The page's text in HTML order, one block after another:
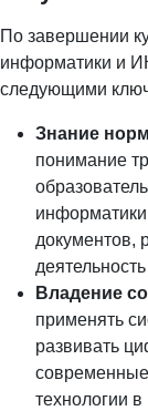
По завершении
информатики и
следующими
Знание
понимание
документов,
Владение
применять
развивать
технологии